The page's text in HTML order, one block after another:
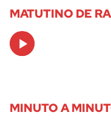
MATUTINO DE
Audio
Player
MINUTO A